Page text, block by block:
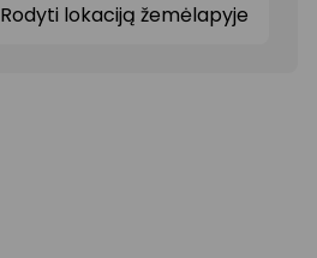
Rodyti lokaciją žemėlapyje